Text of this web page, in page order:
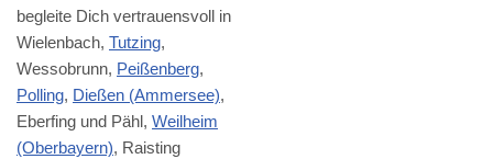
begleite Dich vertrauensvoll in
Wielenbach, Tutzing,
Wessobrunn, Peißenberg,
Polling, Dießen (Ammersee),
Eberfing und Pähl, Weilheim
(Oberbayern), Raisting